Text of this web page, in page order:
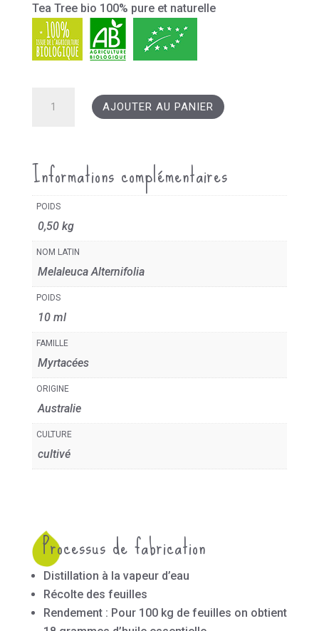
Tea Tree bio 100% pure et naturelle
Tea
tree
AJOUTER AU PANIER
Informations complémentaires
POIDS
0,50 kg
NOM LATIN
Melaleuca Alternifolia
POIDS
10 ml
FAMILLE
Myrtacées
ORIGINE
Australie
CULTURE
cultivé
Processus de fabrication
Distillation à la vapeur d’eau
Récolte des feuilles
Rendement : Pour 100 kg de feuilles on obtient